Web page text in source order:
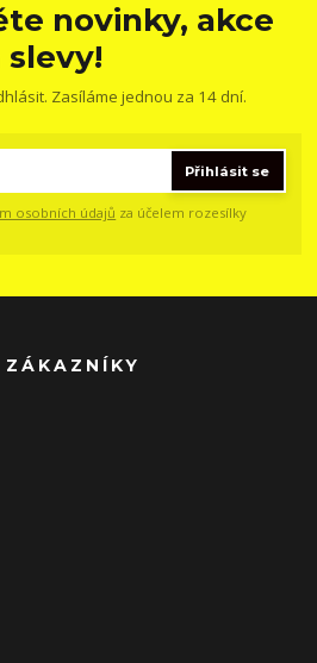
novinky, akce
slevy!
Zasíláme jednou za 14 dní.
Přihlásit se
osobních údajů za účelem rozesílky